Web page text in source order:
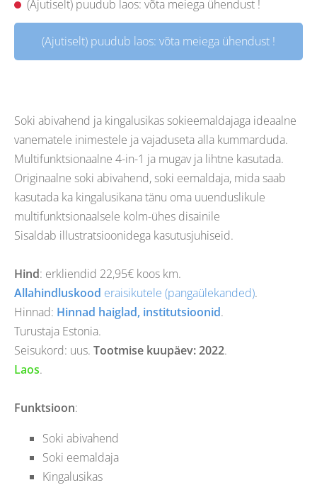
(Ajutiselt) puudub laos: võta meiega ühendust !
(Ajutiselt) puudub laos: võta meiega ühendust !
Soki abivahend ja kingalusikas sokieemaldajaga ideaalne
vanematele inimestele ja vajaduseta alla kummarduda.
Multifunktsionaalne 4-in-1 ja mugav ja lihtne kasutada.
Originaalne soki abivahend, soki eemaldaja, mida saab
kasutada ka kingalusikana tänu oma uuenduslikule
multifunktsionaalsele kolm-ühes disainile
Sisaldab illustratsioonidega kasutusjuhiseid.
Hind: erkliendid 22,95€ koos km.
Allahindluskood eraisikutele (pangaülekanded).
Hinnad: Hinnad haiglad, institutsioonid.
Turustaja Estonia.
Seisukord: uus. Tootmise kuupäev: 2022.
Laos.
Funktsioon:
Soki abivahend
Soki eemaldaja
Kingalusikas